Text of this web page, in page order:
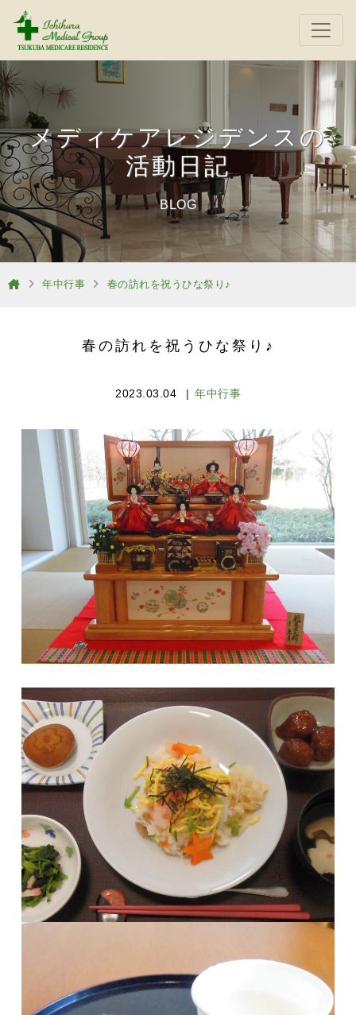
メディケアレジデンスの
活動日記
BLOG
年中行事 春の訪れを祝うひな祭り♪
春の訪れを祝うひな祭り♪
2023.03.04 年中行事